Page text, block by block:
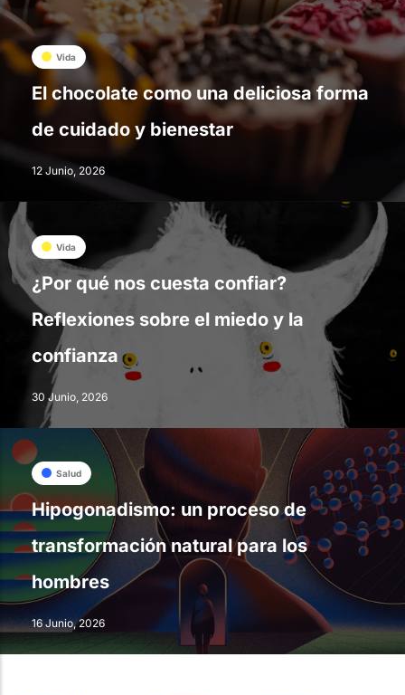
Vida
El chocolate como una deliciosa forma
de cuidado y bienestar
12 Junio, 2026
Vida
¿Por qué nos cuesta confiar?
Reflexiones sobre el miedo y la
confianza
30 Junio, 2026
Salud
Hipogonadismo: un proceso de
transformación natural para los
hombres
16 Junio, 2026